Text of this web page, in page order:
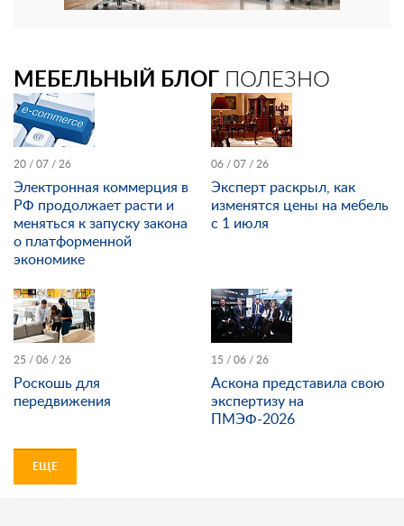
МЕБЕЛЬНЫЙ БЛОГ ПОЛЕЗНО
20 / 07 / 26
Электронная коммерция в
РФ продолжает расти и
меняться к запуску закона
о платформенной
экономике
06 / 07 / 26
Эксперт раскрыл, как
изменятся цены на мебель
с 1 июля
25 / 06 / 26
Роскошь для
передвижения
15 / 06 / 26
Аскона представила свою
экспертизу на
ПМЭФ-2026
ЕЩЕ